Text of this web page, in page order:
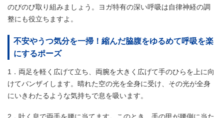
のびのび取り組みましょう。ヨガ特有の深い呼吸は自律神経の調
整にも役立ちますよ。
不安やうつ気分を一掃！縮んだ脇腹をゆるめて呼吸を楽
にするポーズ
1．両足を軽く広げて立ち、両腕を大きく広げて手のひらを上に向
けてバンザイします。晴れた空の光を全身に受け、その光が全身
にいきわたるような気持ちで息を吸います。